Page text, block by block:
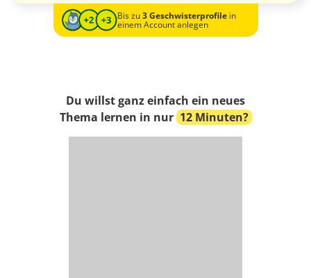
Bis zu3 Geschwisterprofilein
einem Account anlegen
Du willst ganz einfach ein neues
Thema lernen in nur 12 Minuten?